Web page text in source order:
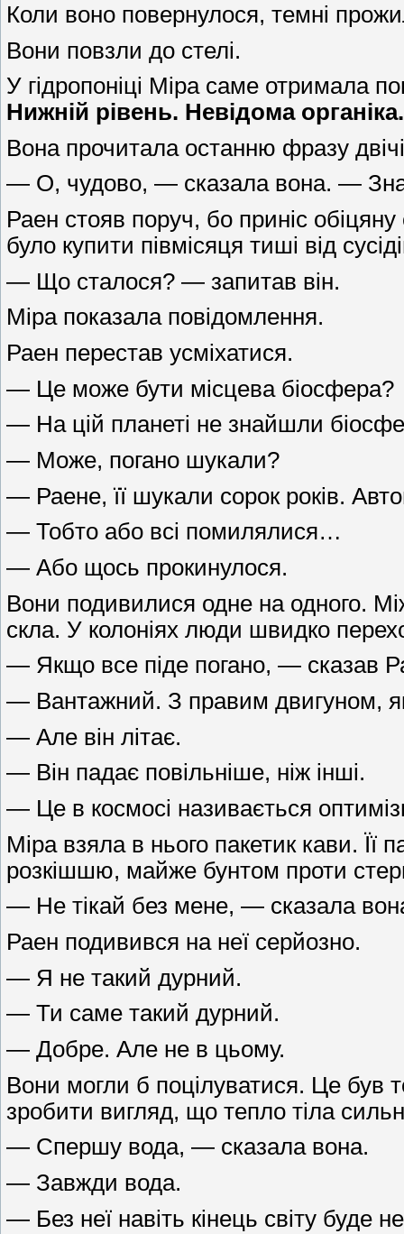
Коли воно повернулося, темні
Вони повзли до стелі.
У гідропоніці Міра саме отримала
Нижній рівень. Невідома
Вона прочитала останню фразу
— О, чудово, — сказала вона. —
Раен стояв поруч, бо приніс
було купити півмісяця тиші від
— Що сталося? — запитав він.
Міра показала повідомлення.
Раен перестав усміхатися.
— Це може бути місцева біосфера?
— На цій планеті не знайшли
— Може, погано шукали?
— Раене, її шукали сорок років.
— Тобто або всі помилялися…
— Або щось прокинулося.
Вони подивилися одне на одного.
скла. У колоніях люди швидко
— Якщо все піде погано, — сказав
— Вантажний. З правим двигуном,
— Але він літає.
— Він падає повільніше, ніж інші.
— Це в космосі називається
Міра взяла в нього пакетик кави. Її
розкішшю, майже бунтом проти
— Не тікай без мене, — сказала
Раен подивився на неї серйозно.
— Я не такий дурний.
— Ти саме такий дурний.
— Добре. Але не в цьому.
Вони могли б поцілуватися. Це був
зробити вигляд, що тепло тіла
— Спершу вода, — сказала вона.
— Завжди вода.
— Без неї навіть кінець світу буде